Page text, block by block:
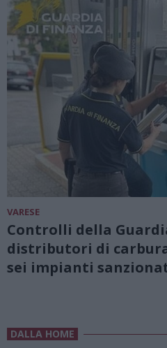
VARESE
Controlli della
distributori di
sei impianti
DALLA HOME